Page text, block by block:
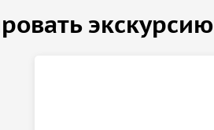
экскурсию